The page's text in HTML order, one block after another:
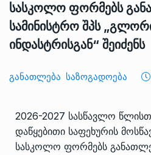
სასკოლო ფორმებს
სამინისტრო შპს
ინდასტრისგან“ შეიძენს
Განათლება Საზოგადოება
2026-2027 სასწავლო
დაწყებითი საფეხურის
სასკოლო ფორმებს